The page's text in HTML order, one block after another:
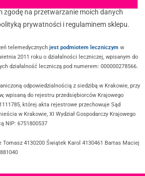
zgodę na przetwarzanie moich danych
prywatności i regulaminem sklepu.
telemedycznychjest podmiotem leczniczym w
2011 roku o działalności leczniczej, wpisanym do
działalność leczniczą pod numerem: 000000278566.
odpowiedzialnością z siedzibą w Krakowie, przy
wpisaną do rejestru przedsiębiorców Krajowego
której akta rejestrowe przechowuje Sąd
w Krakowie, XI Wydział Gospodarczy Krajowego
NIP: 6751800537
Tomasz 4130200 Świątek Karol 4130461 Bartas Maciej